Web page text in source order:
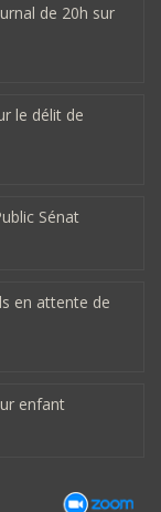
de 20h sur
le délit de
Sénat
en attente de
enfant